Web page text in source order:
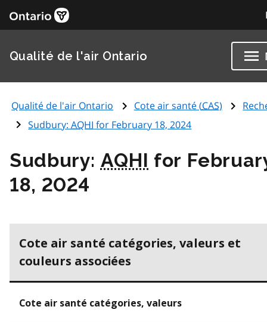
Qualité de l'air Ontario
Qualité de l'air Ontario Cote air santé (CAS)
Sudbury:AQHI for February 18, 2024
Sudbury: AQHI for
18, 2024
Cote air santé catégories, valeurs et
couleurs associées
Cote air santé catégories, valeurs